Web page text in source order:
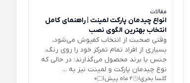
مقالات
انواع چیدمان پارکت لمینت | راهنمای کامل
انتخاب بهترین الگوی نصب
وقتی صحبت از انتخاب کفپوش می‌شود،
بسیاری از افراد تمام تمرکز خود را روی رنگ،
جنس یا برند محصول می‌گذارند؛ در حالی که
نوع چیدمان پارکت و لمینت نیز به ...
گلسا بحری| 2 ماه پیش |
0